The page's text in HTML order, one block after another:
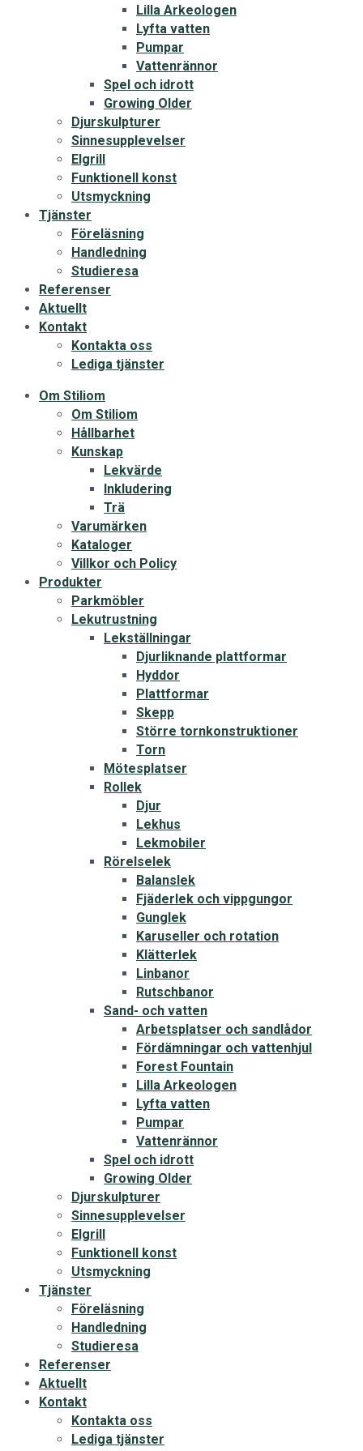
Lilla Arkeologen
Lyfta vatten
Pumpar
Vattenrännor
Spel och idrott
Growing Older
Djurskulpturer
Sinnesupplevelser
Elgrill
Funktionell konst
Utsmyckning
Tjänster
Föreläsning
Handledning
Studieresa
Referenser
Aktuellt
Kontakt
Kontakta oss
Lediga tjänster
Om Stiliom
Om Stiliom
Hållbarhet
Kunskap
Lekvärde
Inkludering
Trä
Varumärken
Kataloger
Villkor och Policy
Produkter
Parkmöbler
Lekutrustning
Lekställningar
Djurliknande plattformar
Hyddor
Plattformar
Skepp
Större tornkonstruktioner
Torn
Mötesplatser
Rollek
Djur
Lekhus
Lekmobiler
Rörelselek
Balanslek
Fjäderlek och vippgungor
Gunglek
Karuseller och rotation
Klätterlek
Linbanor
Rutschbanor
Sand- och vatten
Arbetsplatser och sandlådor
Fördämningar och vattenhjul
Forest Fountain
Lilla Arkeologen
Lyfta vatten
Pumpar
Vattenrännor
Spel och idrott
Growing Older
Djurskulpturer
Sinnesupplevelser
Elgrill
Funktionell konst
Utsmyckning
Tjänster
Föreläsning
Handledning
Studieresa
Referenser
Aktuellt
Kontakt
Kontakta oss
Lediga tjänster